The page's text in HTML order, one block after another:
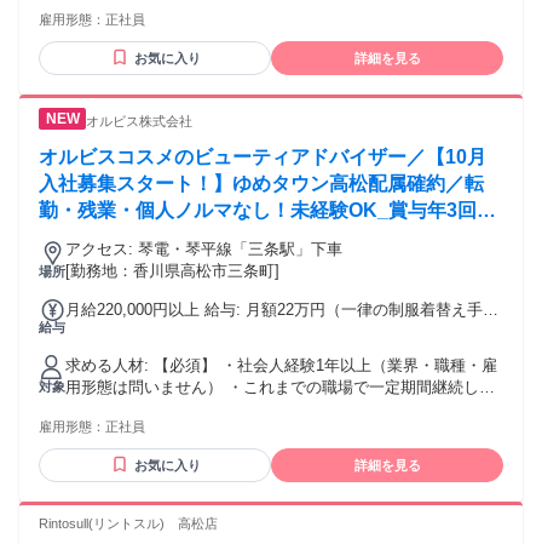
なし・月平均遅番7回の場合 ＊ビューティーアドバイザー／入
回) ＊チーフ（店長）／入社5年目 年収421万円（月給27万
5000万円＋各種手当＋賞与年3回） ＊スーパーバイザー
（SV）／入社10年目 年収480万円（月給31万4000円+各種手
当+賞与年3回）
介護などの医療業界等で寄り添いの姿勢を培われた方 ＜以下
のような方を歓迎します＞ ･コスメやスキンケアに興味のある
方 ･フルタイムで9:15～18:15、12:15～21:15いずれも勤務が
ンドが好き､共感できる方 ･チームの目標を達成するために、
前向きな発言ができる方 先輩たちの8割が未経験入社 20代〜
30代が多く活躍中！ 経験不問／未経験者歓迎・第二新卒歓迎
正社員デビューも歓迎です♪
雇用形態： 正社員
お気に入り 詳細を見る
オルビス株式会社
オルビスコスメのビューティアドバイザー／【10月
入社募集スタート！】ゆめタウン高松配属確約／転
勤・残業・個人ノルマなし！未経験OK_賞与年3回_
社割あり
場所
アクセス: 琴電・琴平線「三条駅」下車
[勤務地：香川県高松市三条町]
給与
月給220,000円以上 給与: 月額22万円（一律の制服着替え手当
全額支給 ※遅番手当は1回につき800円支給。支給回数は月ご
との勤務シフトにより異なる ※参考例：残業なし・月平均遅
番7回の場合の月給 22万5600円 ＜モデル年収例＞ ※残業
なし・月平均遅番7回の場合 ＊ビューティーアドバイザー／入
回) ＊チーフ（店長）／入社5年目 年収421万円（月給27万
5000万円＋各種手当＋賞与年3回） ＊スーパーバイザー
（SV）／入社10年目 年収480万円（月給31万4000円+各種手
当+賞与年3回） ▼働きやすい環境を定期的にアップデート 安
対象
求める人材: 【必須】 ・社会人経験1年以上（業界・職種・雇
用形態は問いません） ・これまでの職場で一定期間継続して
つひとつの仕事に責任を持って取り組める方 ・お客様との長
期的な関係づくりにやりがいを感じる方 ・専門知識や接客ス
キルを継続的に学びたい方 ・チームで協力しながら成果を目
とお考えの方 【求める人物像】 オルビスでは、お客様との信
雇用形態： 正社員
お気に入り 詳細を見る
Rintosull(リントスル) 高松店